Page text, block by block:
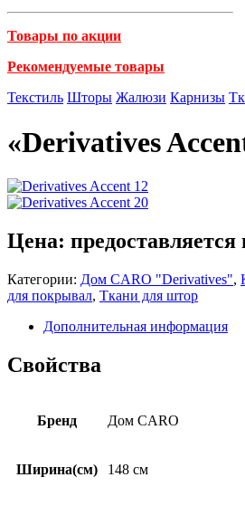
Товары по акции
Рекомендуемые товары
Текстиль Шторы Жалюзи Карнизы
«Derivatives
Цена: предоставляется
Категории: Дом CARO "Derivatives",
для покрывал, Ткани для штор
Дополнительная информация
Свойства
Бренд Дом CARO
Ширина(см) 148 см